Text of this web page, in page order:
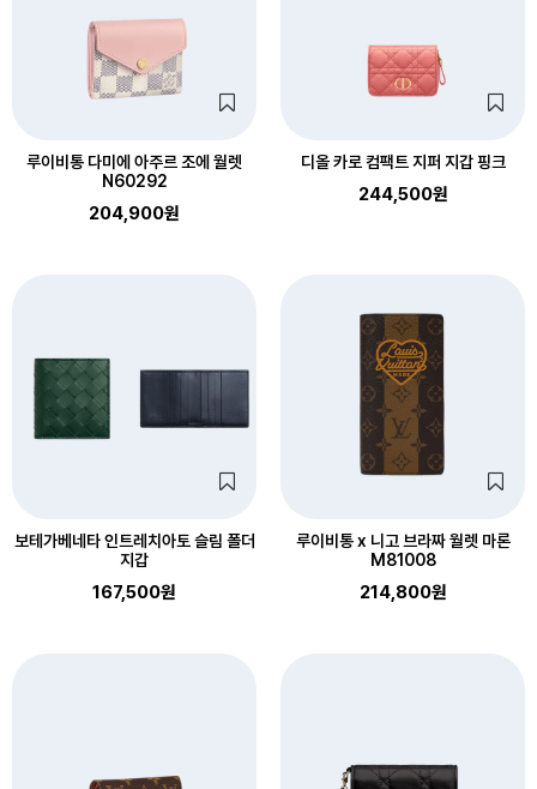
루이비통 다미에 아주르 조에 월렛
N60292
204,900원
디올 카로 컴팩트 지퍼 지갑 핑크
244,500원
보테가베네타 인트레치아토 슬림 폴더
지갑
167,500원
루이비통 x 니고 브라짜 월렛 마론
M81008
214,800원